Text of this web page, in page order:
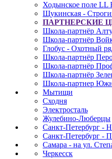
Ходынское поле LL
Щукинская -
ПАРТНЕРСКИЕ
Школа-партнёр
Школа-партнёр
Глобус - Охотный
Школа-партнёр
Школа-партнёр
Школа-партнёр
Школа-партнер
Мытищи
Сходня
Электросталь
Жулебино-Люберцы
Санкт-Петербург -
Санкт-Петербург -
Самара - на ул.
Черкесск